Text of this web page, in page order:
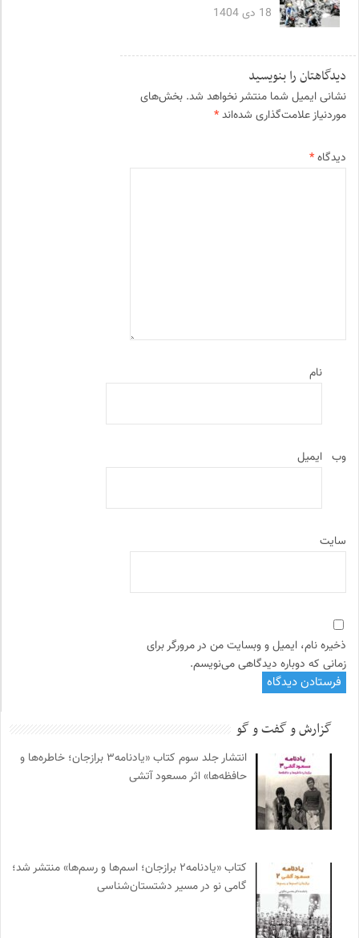
18 دی 1404
دیدگاهتان را بنویسید
نشانی ایمیل شما منتشر نخواهد شد. بخش‌های
موردنیاز علامت‌گذاری شده‌اند*
دیدگاه*
نام
ایمیل وب‌
سایت
ذخیره نام، ایمیل و وبسایت من در مرورگر برای
زمانی که دوباره دیدگاهی می‌نویسم.
گزارش و گفت و گو
انتشار جلد سوم کتاب «یادنامه۳ برازجان؛ خاطره‌ها و
حافظه‌ها» اثر مسعود آتشی
کتاب «یادنامه۲ برازجان؛ اسم‌ها و رسم‌ها» منتشر شد؛
گامی نو در مسیر دشتستان‌شناسی